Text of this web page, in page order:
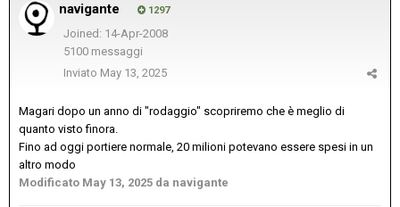
navigante 1297
Joined: 14-Apr-2008
5100 messaggi
Inviato May 13, 2025
Magari dopo un anno di "rodaggio" scopriremo che è meglio di
quanto visto finora.
Fino ad oggi portiere normale, 20 milioni potevano essere spesi in un
altro modo
Modificato May 13, 2025 da navigante